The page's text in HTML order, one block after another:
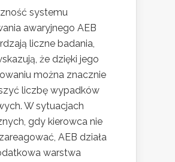
systemu
awaryjnego AEB
liczne badania,
że dzięki jego
można znacznie
liczbę wypadków
W sytuacjach
gdy kierowca nie
AEB działa
warstwa